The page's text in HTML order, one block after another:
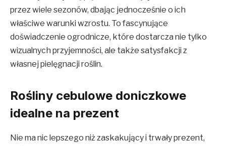
przez wiele sezonów, dbając jednocześnie o ich
właściwe warunki wzrostu. To fascynujące
doświadczenie ogrodnicze, które dostarcza nie tylko
wizualnych przyjemności, ale także satysfakcji z
własnej pielęgnacji roślin.
Rośliny cebulowe doniczkowe
idealne na prezent
Nie ma nic lepszego niż zaskakujący i trwały prezent,